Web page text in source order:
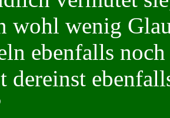
wohl wenig
ebenfalls
dereinst